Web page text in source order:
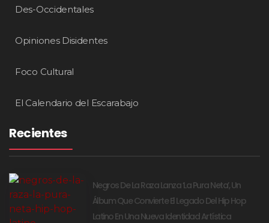
Des-Occidentales
Opiniones Disidentes
Foco Cultural
El Calendario del Escarabajo
Recientes
Negros De La Raza Lanza ‘La Pura Neta’, Un
Álbum Que Convierte El Legado Del Hip Hop
Latino En Una Nueva Identidad Artística